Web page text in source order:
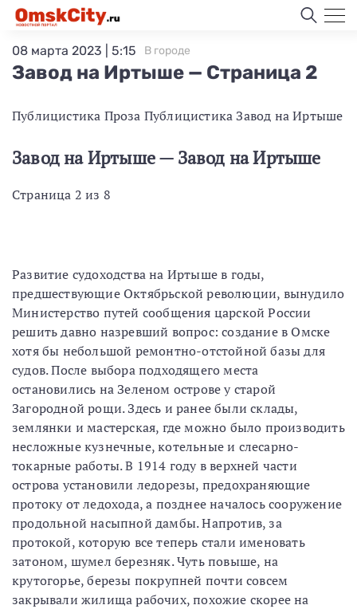
Завод на Иртыше — Страница 2
08 марта 2023 | 5:15 В городе
Публицистика Проза Публицистика Завод на Иртыше
Завод на Иртыше — Завод на Иртыше
Страница 2 из 8
Развитие судоходства на Иртыше в годы,
предшествующие Октябрьской революции, вынудило
Министерство путей сообщения царской России
решить давно назревший вопрос: создание в Омске
хотя бы небольшой ремонтно-отстойной базы для
судов. После выбора подходящего места
остановились на Зеленом острове у старой
Загородной рощи. Здесь и ранее были склады,
землянки и мастерская, где можно было производить
несложные кузнечные, котельные и слесарно-
токарные работы. В 1914 году в верхней части
острова установили ледорезы, предохраняющие
протоку от ледохода, а позднее началось сооружение
продольной насыпной дамбы. Напротив, за
протокой, которую все теперь стали именовать
затоном, шумел березняк. Чуть повыше, на
крутогорье, березы покрупней почти совсем
закрывали жилища рабочих, похожие скорее на